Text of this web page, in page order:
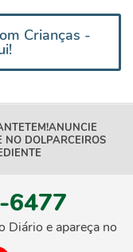
Crianças -
TEM!ANUNCIE
NO DOLPARCEIROS
6477
Diário e apareça no